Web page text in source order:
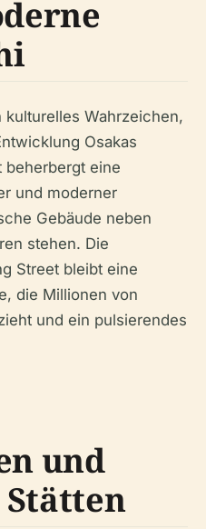
kulturelles Wahrzeichen,
Osakas
beherbergt eine
und moderner
Gebäude neben
stehen. Die
Street bleibt eine
die Millionen von
und ein pulsierendes
und